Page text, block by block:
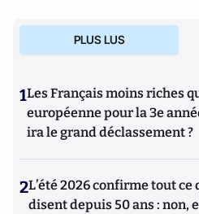
PLUS LUS
1Les Français moins riches
européenne pour la 3e
ira le grand déclassement ?
2L’été 2026 confirme tout ce
disent depuis 50 ans : non,